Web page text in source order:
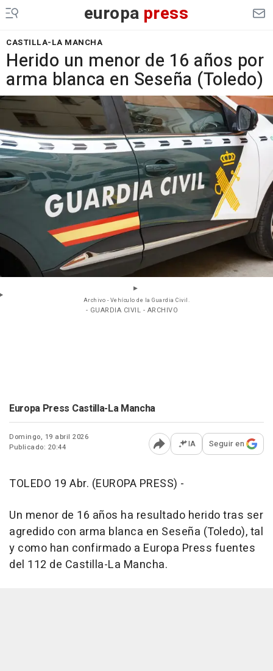
europa press
CASTILLA-LA MANCHA
Herido un menor de 16 años por
arma blanca en Seseña (Toledo)
Archivo - Vehículo de la Guardia Civil.
- GUARDIA CIVIL - ARCHIVO
Europa Press Castilla-La Mancha
Domingo, 19 abril 2026
Publicado: 20:44
Abrir opciones para
IA Seguir en
TOLEDO 19 Abr. (EUROPA PRESS) -
Un menor de 16 años ha resultado herido tras ser
agredido con arma blanca en Seseña (Toledo), tal
y como han confirmado a Europa Press fuentes
del 112 de Castilla-La Mancha.